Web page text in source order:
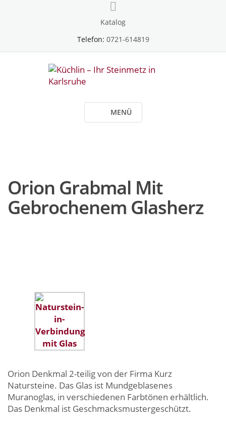
Katalog
Telefon: 0721-614819
MENÜ
Orion Grabmal Mit
Gebrochenem Glasherz
Orion Denkmal 2-teilig von der Firma Kurz
Natursteine. Das Glas ist Mundgeblasenes
Muranoglas, in verschiedenen Farbtönen erhältlich.
Das Denkmal ist Geschmacksmustergeschützt.